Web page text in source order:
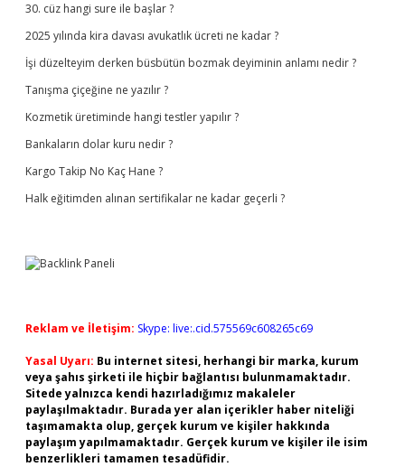
30. cüz hangi sure ile başlar ?
2025 yılında kira davası avukatlık ücreti ne kadar ?
İşi düzelteyim derken büsbütün bozmak deyiminin anlamı nedir ?
Tanışma çiçeğine ne yazılır ?
Kozmetik üretiminde hangi testler yapılır ?
Bankaların dolar kuru nedir ?
Kargo Takip No Kaç Hane ?
Halk eğitimden alınan sertifikalar ne kadar geçerli ?
Reklam ve İletişim: Skype: live:.cid.575569c608265c69
Yasal Uyarı: Bu internet sitesi, herhangi bir marka, kurum
veya şahıs şirketi ile hiçbir bağlantısı bulunmamaktadır.
Sitede yalnızca kendi hazırladığımız makaleler
paylaşılmaktadır. Burada yer alan içerikler haber niteliği
taşımamakta olup, gerçek kurum ve kişiler hakkında
paylaşım yapılmamaktadır. Gerçek kurum ve kişiler ile isim
benzerlikleri tamamen tesadüfidir.